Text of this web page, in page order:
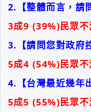
2.【整體而言，請
3成9 (39%)民眾
3.【請問您對政府
5成4 (54%)民眾
4.【台灣最近幾年
5成5 (55%)民眾